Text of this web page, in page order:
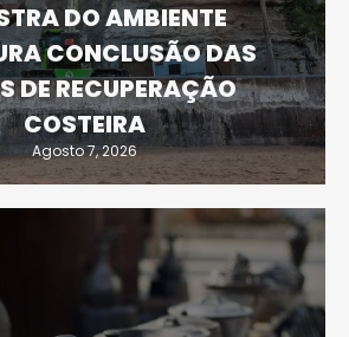
DO AMBIENTE
CONCLUSÃO DAS
DE RECUPERAÇÃO
COSTEIRA
Agosto 7, 2026